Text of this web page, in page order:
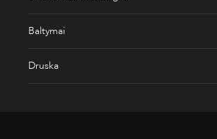
Baltymai
Druska